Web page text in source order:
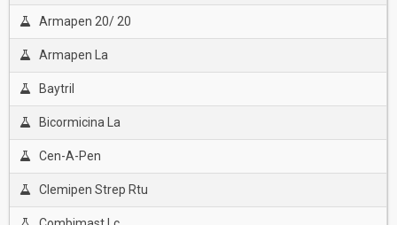
Armapen 20/ 20
Armapen La
Baytril
Bicormicina La
Cen-A-Pen
Clemipen Strep Rtu